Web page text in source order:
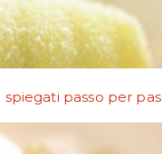
passo per